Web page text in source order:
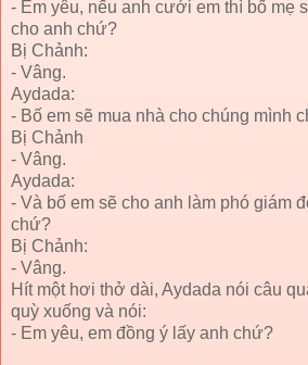
- Em yêu, nếu anh cưới em thì bố mẹ
cho anh chứ?
Bị Chảnh:
- Vâng.
Aydada:
- Bố em sẽ mua nhà cho chúng mình
Bị Chảnh
- Vâng.
Aydada:
- Và bố em sẽ cho anh làm phó giám
chứ?
Bị Chảnh:
- Vâng.
Hít một hơi thở dài, Aydada nói câu
quỳ xuống và nói:
- Em yêu, em đồng ý lấy anh chứ?